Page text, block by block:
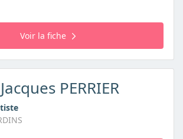
Voir la fiche
PERRIER